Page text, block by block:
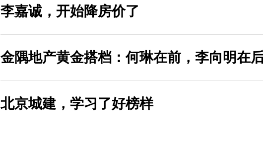
李嘉诚，开始降房价了
金隅地产黄金搭档：何琳在前，李向明在
北京城建，学习了好榜样